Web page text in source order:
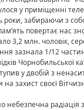
у приміщенні
роки, забираючи з
повертає нас
3,2 млн. чоловік,
зазнала 1/12
Чорнобильської
у двобій з
на захист своєї
радіація